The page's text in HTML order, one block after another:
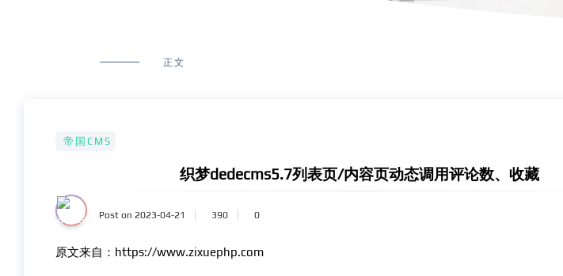
正文
帝国CMS
织梦dedecms5.7列表页/内容页动态调用评论数、收藏
Post on 2023-04-21 390 0
原文来自：https://www.zixuephp.com